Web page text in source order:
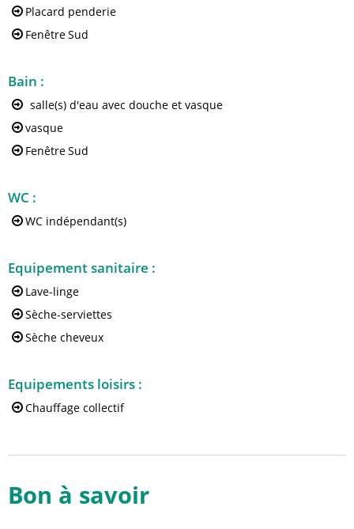
Placard penderie
FenêtreSud
Bain :
salle(s) d'eau avec douche et vasque
vasque
FenêtreSud
WC :
WC indépendant(s)
Equipement sanitaire :
Lave-linge
Sèche-serviettes
Sèche cheveux
Equipements loisirs :
Chauffage collectif
Bon à savoir